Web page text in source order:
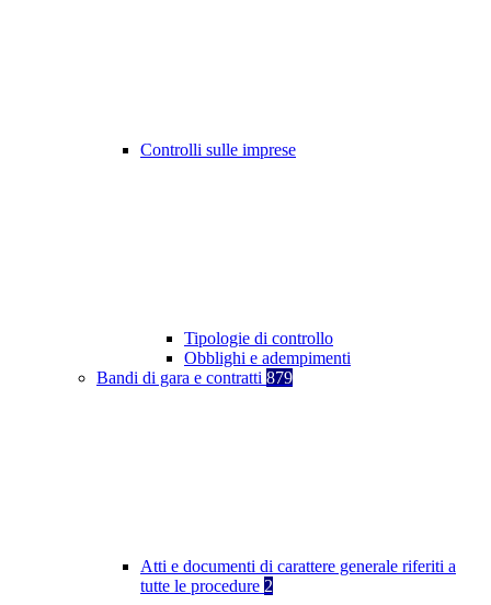
Controlli sulle imprese
Tipologie di controllo
Obblighi e adempimenti
Bandi di gara e contratti 879
Atti e documenti di carattere generale riferiti a
tutte le procedure 2